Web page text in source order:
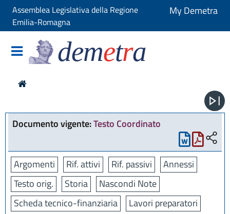
Assemblea Legislativa della Regione
Emilia-Romagna
My Demetra
demetra
Documento vigente:Testo Coordinato
Argomenti Rif. attivi Rif. passivi
Annessi
Testo orig.
Storia
Nascondi Note
Scheda tecnico-finanziaria
Lavori preparatori